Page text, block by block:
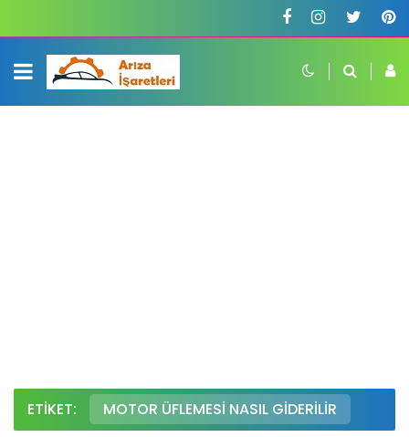
ETIKET: MOTOR ÜFLEMESI NASIL GIDERILIR